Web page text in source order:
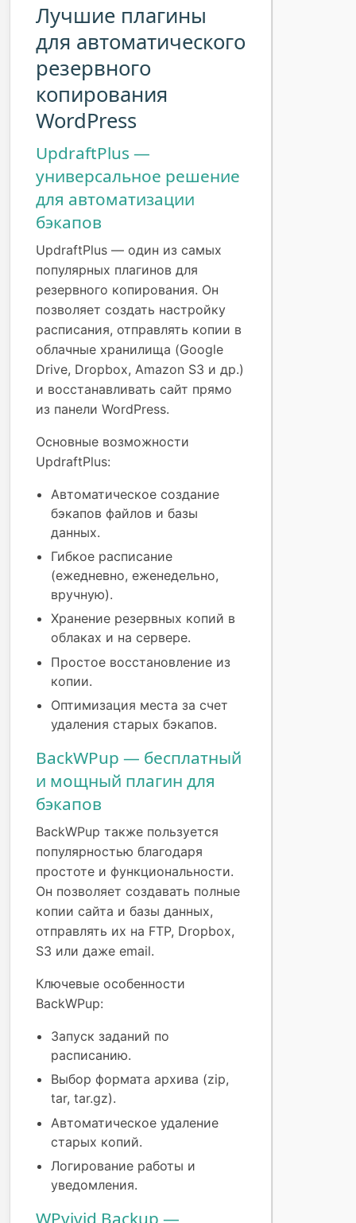
Лучшие плагины
для автоматического
резервного
копирования
WordPress
UpdraftPlus —
универсальное решение
для автоматизации
бэкапов
UpdraftPlus — один из самых
популярных плагинов для
резервного копирования. Он
позволяет создать настройку
расписания, отправлять копии в
облачные хранилища (Google
Drive, Dropbox, Amazon S3 и др.)
и восстанавливать сайт прямо
из панели WordPress.
Основные возможности
UpdraftPlus:
Автоматическое создание
бэкапов файлов и базы
данных.
Гибкое расписание
(ежедневно, еженедельно,
вручную).
Хранение резервных копий в
облаках и на сервере.
Простое восстановление из
копии.
Оптимизация места за счет
удаления старых бэкапов.
BackWPup — бесплатный
и мощный плагин для
бэкапов
BackWPup также пользуется
популярностью благодаря
простоте и функциональности.
Он позволяет создавать полные
копии сайта и базы данных,
отправлять их на FTP, Dropbox,
S3 или даже email.
Ключевые особенности
BackWPup:
Запуск заданий по
расписанию.
Выбор формата архива (zip,
tar, tar.gz).
Автоматическое удаление
старых копий.
Логирование работы и
уведомления.
WPvivid Backup —